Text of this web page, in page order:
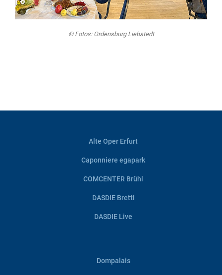
© Fotos: Ordensburg Liebstedt
Alte Oper Erfurt
Caponniere egapark
COMCENTER Brühl
DASDIE Brettl
DASDIE Live
Dompalais